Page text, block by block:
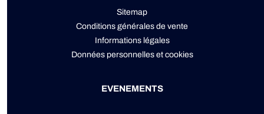
Sitemap
Conditions générales de vente
Informations légales
Données personnelleset cookies
EVENEMENTS